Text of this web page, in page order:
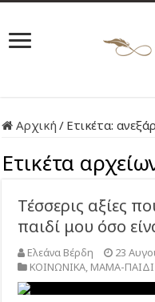
Αρχική / Ετικέτα:
Ετικέτα
Τέσσερις αξίες
παιδί μου όσο
Ελεάνα Βέρδη
23
ΚΟΙΝΩΝΙΚΑ, ΜΑΜΑ-ΠΑΙΔΙ